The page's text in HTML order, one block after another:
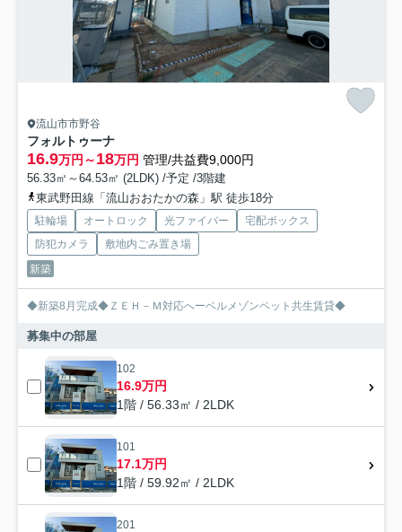
流山市市野谷
フォルトゥーナ
16.9万円～18万円 管理/共益費9,000円
56.33㎡～64.53㎡ (2LDK) /予定 /3階建
東武野田線「流山おおたかの森」駅 徒歩18分
駐輪場 オートロック 光ファイバー
宅配ボックス
防犯カメラ
敷地内ごみ置き場
新築
◆新築8月完成◆ＺＥＨ－Ｍ対応へーベルメゾンペット共生賃貸◆
募集中の部屋
102
16.9万円
1階 / 56.33㎡ / 2LDK
101
17.1万円
1階 / 59.92㎡ / 2LDK
201